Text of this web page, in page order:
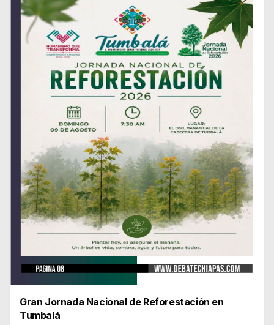
Gran Jornada Nacional de Reforestación en
Tumbalá